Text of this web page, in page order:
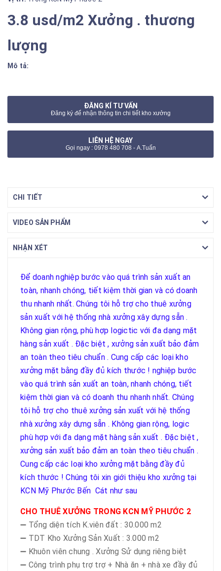
3.8 usd/m2 Xưởng . thương
lượng
Mô tả:
ĐĂNG KÍ TƯ VẤN
Đăng ký để nhận thông tin chi tiết kho xưởng
LIÊN HỆ NGAY
Gọi ngay : 0978 480 708 - A.Tuấn
CHI TIẾT
VIDEO SẢN PHẨM
NHẬN XÉT
Để doanh nghiệp bước vào quá trình sản xuất an
toàn, nhanh chóng, tiết kiệm thời gian và có doanh
thu nhanh nhất. Chúng tôi hỗ trợ cho thuê xưởng
sản xuất với hệ thống nhà xưởng xây dựng sẵn .
Không gian rộng, phù hợp logictic với đa dạng mặt
hàng sản xuất . Đặc biệt , xưởng sản xuất bảo đảm
an toàn theo tiêu chuẩn . Cung cấp các loại kho
xưởng mặt bằng đầy đủ kích thước ! nghiệp bước
vào quá trình sản xuất an toàn, nhanh chóng, tiết
kiệm thời gian và có doanh thu nhanh nhất. Chúng
tôi hỗ trợ cho thuê xưởng sản xuất với hệ thống
nhà xưởng xây dựng sẵn . Không gian rộng, logic
phù hợp với đa dạng mặt hàng sản xuất . Đặc biệt ,
xưởng sản xuất bảo đảm an toàn theo tiêu chuẩn .
Cung cấp các loại kho xưởng mặt bằng đầy đủ
kích thước !Chúng tôi xin giới thiệu kho xưởng tại
KCN Mỹ Phước Bến Cát như sau
CHO THUÊ XƯỞNG TRONG KCN MỸ PHƯỚC 2
➖ Tổng diện tích K.viên đất : 30.000 m2
➖ TDT Kho Xưởng Sản Xuất : 3.000 m2
➖ Khuôn viên chung . Xưởng Sử dụng riêng biệt
➖ Công trình phụ trợ trợ + Nhà ăn + nhà xe đầy đủ